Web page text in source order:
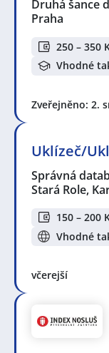
Druhá šance
Praha
250 – 350
Vhodné
Zveřejněno: 2.
Uklízeč/
Správná
Stará Role,
150 – 200
Vhodné
včerejší